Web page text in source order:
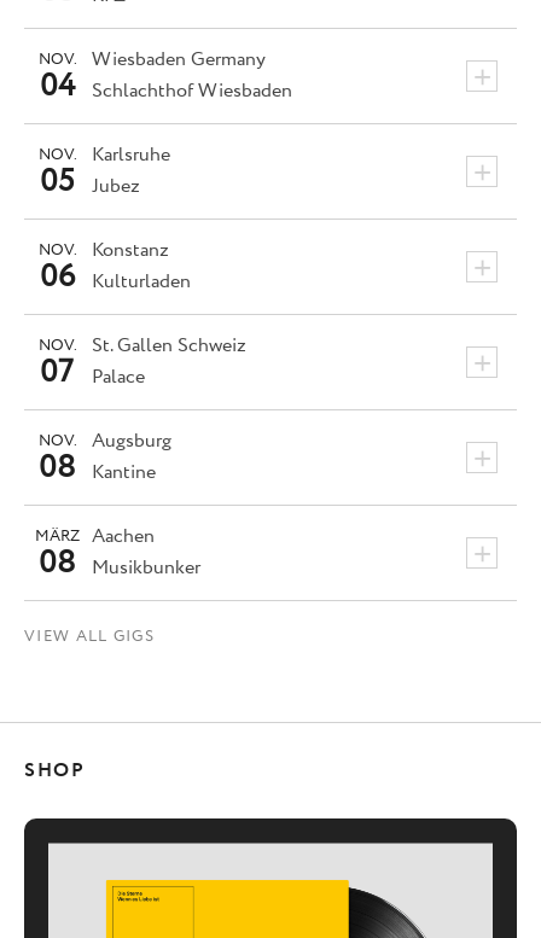
Wiesbaden Germany +
NOV.
04 Schlachthof Wiesbaden
Karlsruhe +
NOV.
05 Jubez
Konstanz +
NOV.
06 Kulturladen
St. Gallen Schweiz +
NOV.
07 Palace
Augsburg +
NOV.
08 Kantine
Aachen +
MÄRZ
08 Musikbunker
VIEW ALL GIGS
SHOP